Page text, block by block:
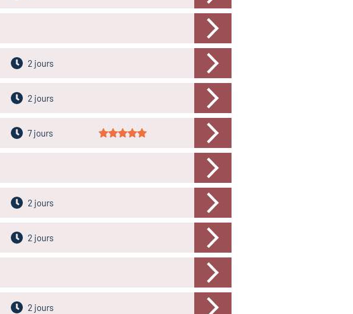
2 jours
2 jours
7 jours
2 jours
2 jours
2 jours